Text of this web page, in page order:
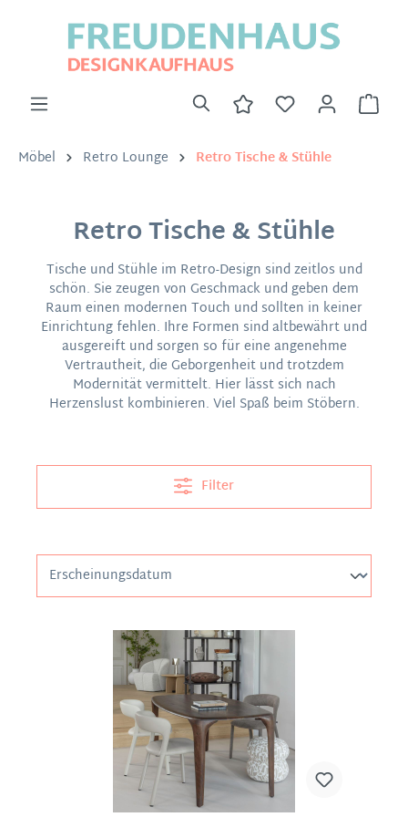
Möbel Retro Lounge Retro Tische & Stühle
Retro Tische & Stühle
Tische und Stühle im Retro-Design sind zeitlos und
schön. Sie zeugen von Geschmack und geben dem
Raum einen modernen Touch und sollten in keiner
Einrichtung fehlen. Ihre Formen sind altbewährt und
ausgereift und sorgen so für eine angenehme
Vertrautheit, die Geborgenheit und trotzdem
Modernität vermittelt. Hier lässt sich nach
Herzenslust kombinieren. Viel Spaß beim Stöbern.
Filter